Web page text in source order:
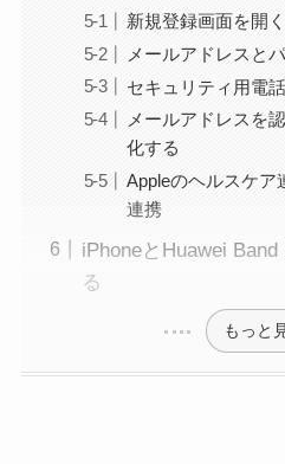
新規登録画面を開く
メールアドレスと
セキュリティ用電
メールアドレスを
化する
Appleのヘルスケア
連携
iPhoneとHuawei
る
もっと